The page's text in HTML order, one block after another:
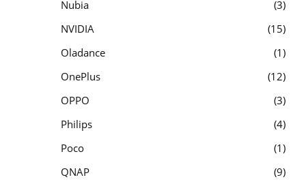
Nubia
3
NVIDIA
15
Oladance
1
OnePlus
12
OPPO
3
Philips
4
Poco
1
QNAP
9